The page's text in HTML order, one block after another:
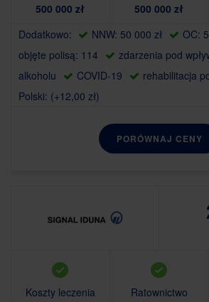
500 000 zł
500 000 zł
Dodatkowo:
NNW: 50 000 zł OC:
objęte polisą: 114
zdarzenia pod
alkoholu
COVID-19
rehabilitacja
Polski: (+12,00 zł)
PORÓWNAJ CENY
Koszty leczenia
Ratownictwo